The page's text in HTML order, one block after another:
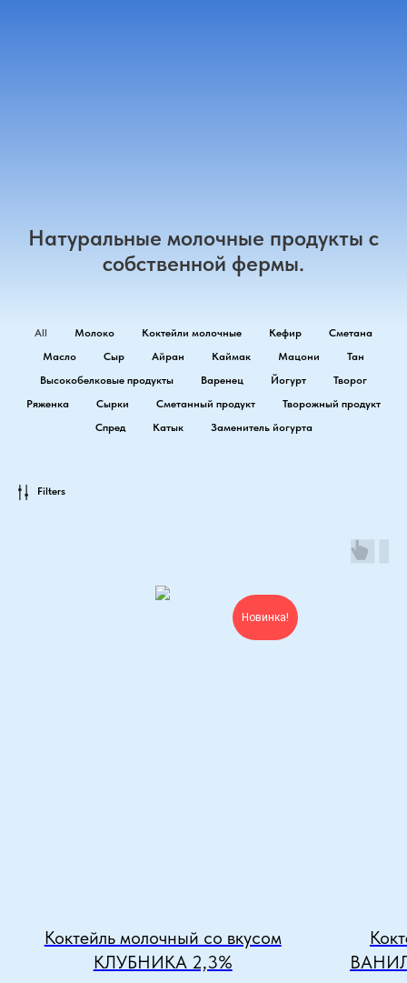
Натуральные молочные продукты с
собственной фермы.
All Молоко Коктейли молочные Кефир
Сметана
Масло
Сыр Айран Каймак Мацони
Тан
Высокобелковые продукты
Варенец Йогурт
Творог
Ряженка
Сырки Сметанный продукт
Творожный продукт
Спред
Катык Заменитель йогурта
Filters
Новинка!
Коктейль молочный со вкусом
КЛУБНИКА 2,3%